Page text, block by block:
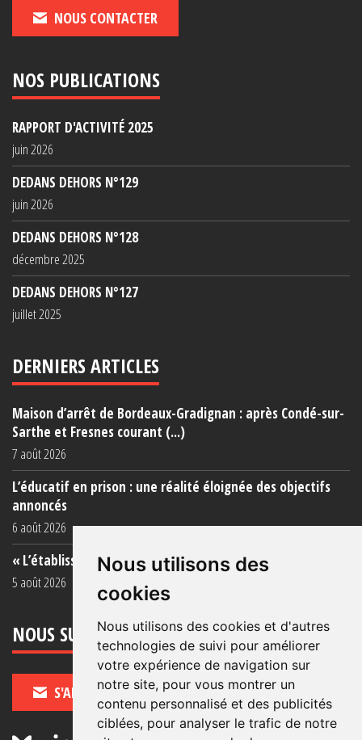
Nous utilisons des
cookies
Nous utilisons des cookies et d'autres
technologies de suivi pour améliorer
votre expérience de navigation sur
notre site, pour vous montrer un
contenu personnalisé et des publicités
ciblées, pour analyser le trafic de notre
NOUS CONTACTER
NOS PUBLICATIONS
RAPPORT D'ACTIVITÉ 2025
juin 2026
DEDANS DEHORS N°129
juin 2026
DEDANS DEHORS N°128
décembre 2025
DEDANS DEHORS N°127
juillet 2025
DERNIERS ARTICLES
Maison d’arrêt de Bordeaux-Gradignan : après Condé-sur-
Sarthe et Fresnes courant (...)
7 août 2026
L’éducatif en prison : une réalité éloignée des objectifs
annoncés
6 août 2026
« L’établissement est une porcherie totale »
5 août 2026
NOUS SUIVRE
S'ABONNER